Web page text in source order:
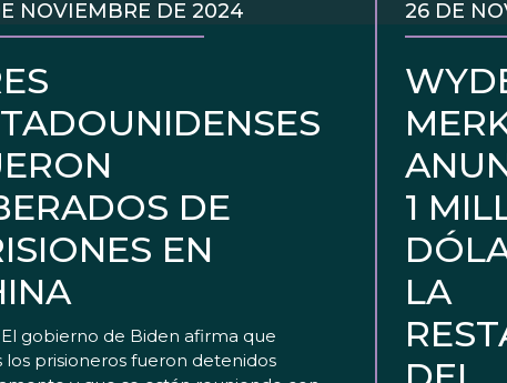
DE
EN
NOVIEMBRE DE 2024
El gobierno de Biden afirma que
los prisioneros fueron detenidos
1
LA
26 DE